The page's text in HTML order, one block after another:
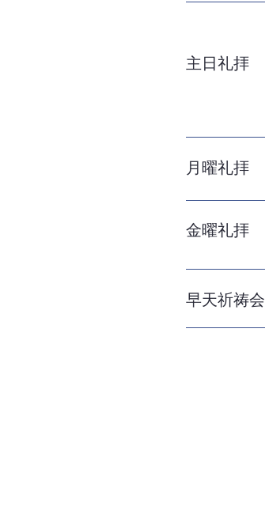
主日礼拝
月曜礼拝
金曜礼拝
金曜礼拝
早天祈祷会